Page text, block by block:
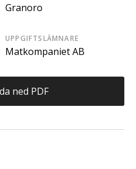
Granoro
UPPGIFTSLÄMNARE
Matkompaniet AB
ned PDF